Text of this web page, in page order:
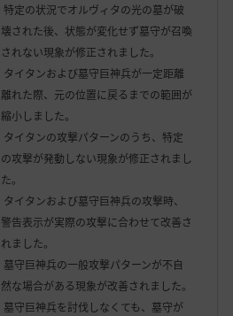
特定の状況でオルヴィタの光の墓が破
壊された後、状態が変化せず墓守が召喚
されない現象が修正されました。
タイタンおよび墓守巨神兵が一定距離
離れた際、元の位置に戻るまでの範囲が
縮小しました。
タイタンの攻撃パターンのうち、特定
の攻撃が発動しない現象が修正されまし
た。
タイタンおよび墓守巨神兵の攻撃時、
警告表示が実際の攻撃に合わせて改善さ
れました。
墓守巨神兵の一般攻撃パターンが不自
然な場合がある現象が改善されました。
墓守巨神兵を討伐しなくても、墓守が